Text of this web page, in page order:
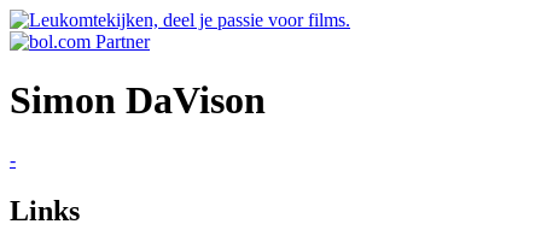
Simon DaVison
-
Links